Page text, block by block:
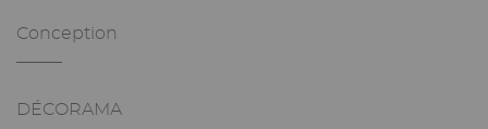
Conception
DÉCORAMA